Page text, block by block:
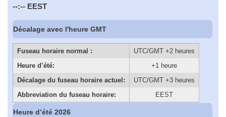
--:-- EEST
Décalage avec l'heure GMT
Fuseau horaire normal :
UTC/GMT +2 heures
Heure d’été:
+1 heure
Décalage du fuseau horaire actuel:
UTC/GMT +3 heures
Abbreviation du fuseau horaire:
EEST
Heure d’été 2026